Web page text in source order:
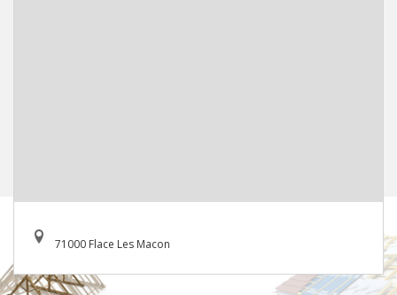
71000 Flace Les Macon